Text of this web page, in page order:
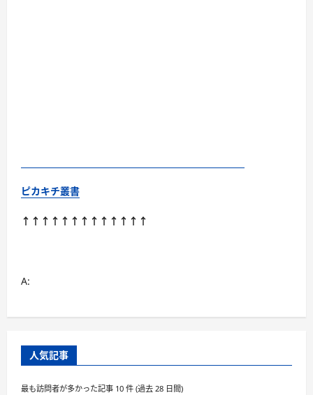
ピカキチ叢書
↑↑↑↑↑↑↑↑↑↑↑↑↑
A:
人気記事
最も訪問者が多かった記事 10 件 (過去 28 日間)